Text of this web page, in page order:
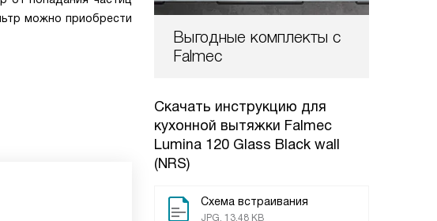
Выгодные комплекты с
Falmec
Скачать инструкцию для
кухонной вытяжки Falmec
Lumina 120 Glass Black wall
(NRS)
Схема встраивания
JPG, 13.48 KB
можно приобрести